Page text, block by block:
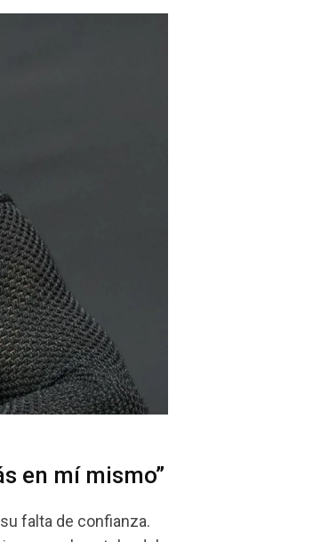
en mí mismo”
falta de confianza.